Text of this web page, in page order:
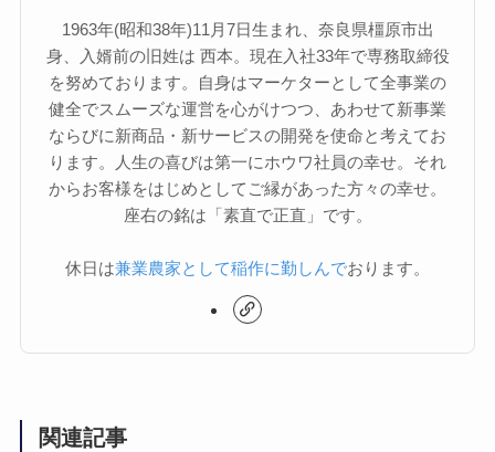
1963年(昭和38年)11月7日生まれ、奈良県橿原市出
身、入婿前の旧姓は 西本。現在入社33年で専務取締役
を努めております。自身はマーケターとして全事業の
健全でスムーズな運営を心がけつつ、あわせて新事業
ならびに新商品・新サービスの開発を使命と考えてお
ります。人生の喜びは第一にホウワ社員の幸せ。それ
からお客様をはじめとしてご縁があった方々の幸せ。
座右の銘は「素直で正直」です。
休日は兼業農家として稲作に勤しんでおります。
関連記事